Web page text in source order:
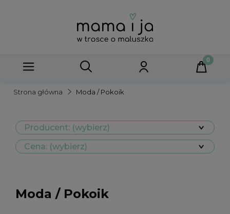
Strona główna Moda / Pokoik
Producent: (wybierz)
Cena: (wybierz)
Moda / Pokoik